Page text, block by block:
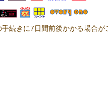
続きに7日間前後かかる場合が